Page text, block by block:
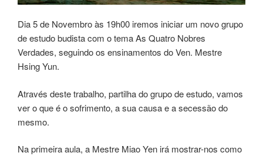
Dia 5 de Novembro às 19h00 iremos iniciar um novo grupo
de estudo budista com o tema As Quatro Nobres
Verdades, seguindo os ensinamentos do Ven. Mestre
Hsing Yun.
Através deste trabalho, partilha do grupo de estudo, vamos
ver o que é o sofrimento, a sua causa e a secessão do
mesmo.
Na primeira aula, a Mestre Miao Yen irá mostrar-nos como